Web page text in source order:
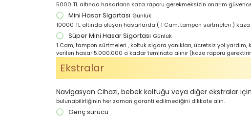
5000 TL altında hasarların kaza raporu gerekmeksizin onarım
Mini Hasar Sigortası Günlük
10000 TL altında oluşan hasarlarda ( 1 Cam, tampon sürtmeleri )
Süper Mini Hasar Sigortası Günlük
1 Cam, tampon sürtmeleri , koltuk sigara yanıkları, ücretsiz yol
verilen hasar 5.000.000 a kadar teminata alınır (kaza raporu
Ekstralar
Navigasyon Cihazı, bebek koltuğu veya diğer ekstralar
bulunabilirliğinin her zaman garanti edilmediğini dikkate alın.
Genç sürücü